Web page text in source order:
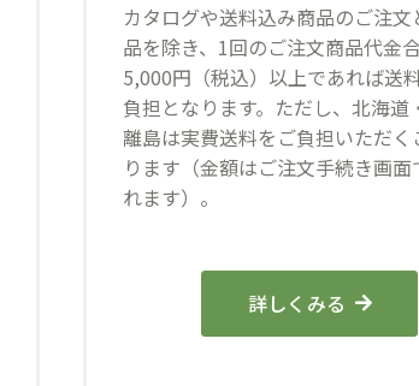
カタログや送料込み商品のご注文
品を除き、1回のご注文商品代金
5,000円（税込）以上であれば送
負担となります。ただし、北海道
離島は実費送料をご負担いただく
ります（金額はご注文手続き画面
れます）。
詳しくみる